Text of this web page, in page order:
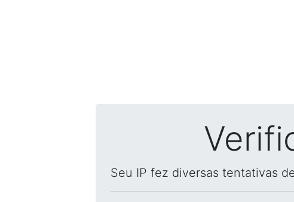
Seu IP fez diversas tentativas